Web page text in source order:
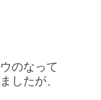
のなって
したが、